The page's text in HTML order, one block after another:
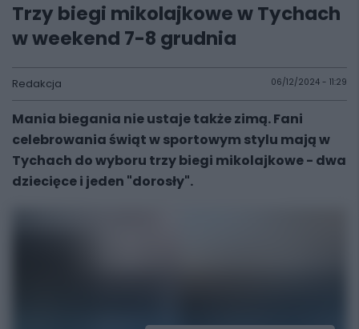
Trzy biegi mikolajkowe w Tychach
w weekend 7-8 grudnia
Redakcja 06/12/2024 - 11:29
Mania biegania nie ustaje także zimą. Fani
celebrowania świąt w sportowym stylu mają w
Tychach do wyboru trzy biegi mikolajkowe - dwa
dziecięce i jeden "dorosły".